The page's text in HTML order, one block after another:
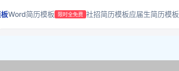
Word简历模板 限时全免费 社招简历模板应届生简历模板